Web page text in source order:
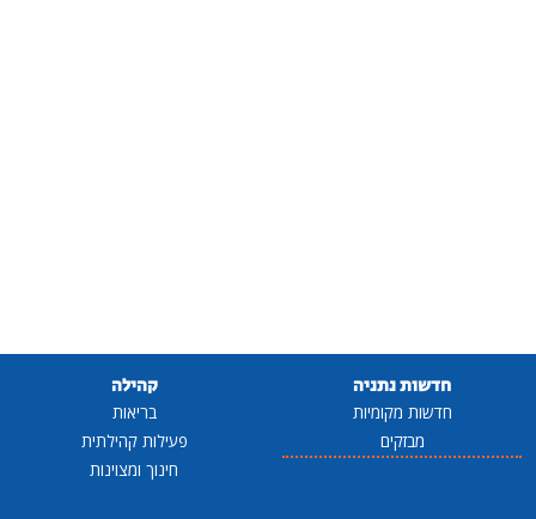
חדשות נתניה
חדשות מקומיות
מבזקים
קהילה
בריאות
פעילות קהילתית
חינוך ומצוינות